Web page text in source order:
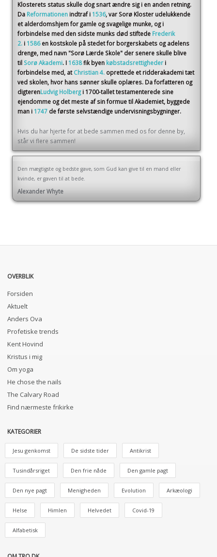
Klosterets status skulle dog snart ændre sig i en anden retning.
Da Reformationen indtraf i 1536, var Sorø Kloster udelukkende
et alderdomshjem for gamle og svagelige munke, og i
forbindelse med den sidste munks død stiftede Frederik
2. i 1586 en kostskole på stedet for borgerskabets og adelens
drenge, med navn "Sorø Lærde Skole" der senere skulle blive
til Sorø Akademi. I 1638fik byen købstadsrettigheder i
forbindelse med, at Christian 4. oprettede et ridderakademi tæt
ved skolen, hvor hans sønner skulle oplæres. Da forfatteren og
digterenLudvig Holberg i 1700-tallet testamenterede sine
ejendomme og det meste af sin formue til Akademiet, byggede
man i 1747 de første selvstændige undervisningsbygninger.
Hvis du har hjerte for at bede sammen med os for denne by,
står vi flere sammen!
Den mægtigste og bedste gave, som Gud kan give til en mand eller
kvinde, er gaven til at bede.
Alexander Whyte
OVERBLIK
Forsiden
Aktuelt
Anders Ova
Profetiske trends
Kent Hovind
Kristus i mig
Om yoga
He chose the nails
The Calvary Road
Find nærmeste frikirke
KATEGORIER
Jesu genkomst De sidste tider Antikrist
Tusindårsriget Den frie nåde Den gamle pagt
Den nye pagt Menigheden Evolution Arkæologi
Helse Himlen Helvedet Covid-19
Alfabetisk